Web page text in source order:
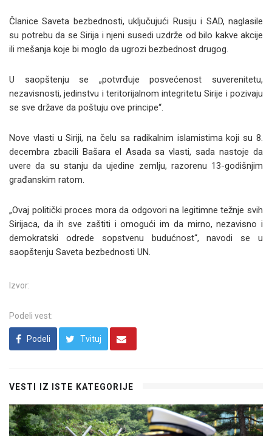
Članice Saveta bezbednosti, uključujući Rusiju i SAD, naglasile
su potrebu da se Sirija i njeni susedi uzdrže od bilo kakve akcije
ili mešanja koje bi moglo da ugrozi bezbednost drugog.
U saopštenju se „potvrđuje posvećenost suverenitetu,
nezavisnosti, jedinstvu i teritorijalnom integritetu Sirije i pozivaju
se sve države da poštuju ove principe“.
Nove vlasti u Siriji, na čelu sa radikalnim islamistima koji su 8.
decembra zbacili Bašara el Asada sa vlasti, sada nastoje da
uvere da su stanju da ujedine zemlju, razorenu 13-godišnjim
građanskim ratom.
„Ovaj politički proces mora da odgovori na legitimne težnje svih
Sirijaca, da ih sve zaštiti i omogući im da mirno, nezavisno i
demokratski odrede sopstvenu budućnost“, navodi se u
saopštenju Saveta bezbednosti UN.
Izvor:
Podeli vest:
Podeli Tvituj
VESTI IZ ISTE KATEGORIJE